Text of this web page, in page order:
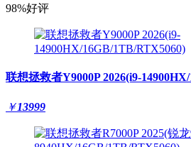
98%好评
联想拯救者Y9000P 2026(i9-
￥13999